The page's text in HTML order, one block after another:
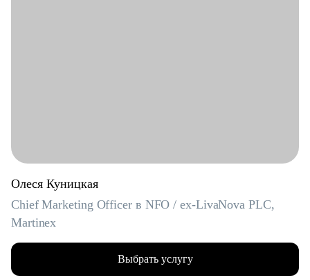
Олеся Куницкая
Chief Marketing Officer в NFO / ex-LivaNova PLC,
Martinex
Выбрать услугу